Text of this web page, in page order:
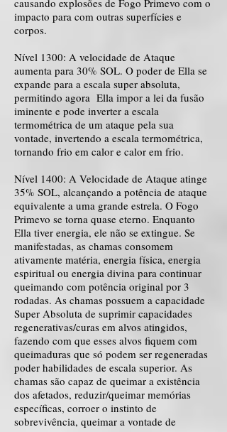
causando explosões de Fogo Primevo com o
impacto para com outras superfícies e
corpos.
Nível 1300: A velocidade de Ataque
aumenta para 30% SOL. O poder de Ella se
expande para a escala super absoluta,
permitindo agora Ella impor a lei da fusão
iminente e pode inverter a escala
termométrica de um ataque pela sua
vontade, invertendo a escala termométrica,
tornando frio em calor e calor em frio.
Nível 1400: A Velocidade de Ataque atinge
35% SOL, alcançando a potência de ataque
equivalente a uma grande estrela. O Fogo
Primevo se torna quase eterno. Enquanto
Ella tiver energia, ele não se extingue. Se
manifestadas, as chamas consomem
ativamente matéria, energia física, energia
espiritual ou energia divina para continuar
queimando com potência original por 3
rodadas. As chamas possuem a capacidade
Super Absoluta de suprimir capacidades
regenerativas/curas em alvos atingidos,
fazendo com que esses alvos fiquem com
queimaduras que só podem ser regeneradas
poder habilidades de escala superior. As
chamas são capaz de queimar a existência
dos afetados, reduzir/queimar memórias
específicas, corroer o instinto de
sobrevivência, queimar a vontade de